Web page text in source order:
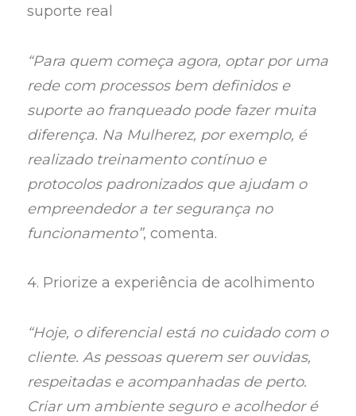
suporte real
“Para quem começa agora, optar por uma
rede com processos bem definidos e
suporte ao franqueado pode fazer muita
diferença. Na Mulherez, por exemplo, é
realizado treinamento contínuo e
protocolos padronizados que ajudam o
empreendedor a ter segurança no
funcionamento”, comenta.
4. Priorize a experiência de acolhimento
“Hoje, o diferencial está no cuidado com o
cliente. As pessoas querem ser ouvidas,
respeitadas e acompanhadas de perto.
Criar um ambiente seguro e acolhedor é